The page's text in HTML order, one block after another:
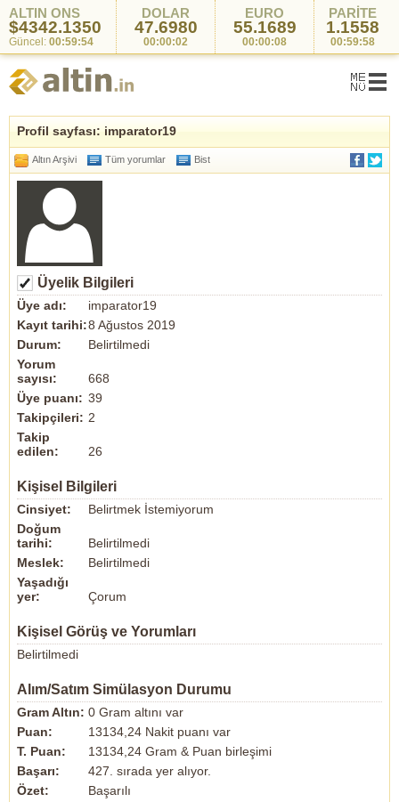
ALTIN ONS
$4342.1350
Güncel: 00:59:54
DOLAR
47.6980
00:00:02
EURO
55.1689
00:00:08
PARİTE
1.1558
00:59:58
Profil sayfası: imparator19
Altın Arşivi Tüm yorumlar Bist
Üyelik Bilgileri
Üye adı:
imparator19
Kayıt tarihi:8 Ağustos 2019
Durum:
Belirtilmedi
Yorum
sayısı:
668
Üye puanı: 39
Takipçileri: 2
Takip
edilen:
26
Kişisel Bilgileri
Cinsiyet:
Belirtmek İstemiyorum
Doğum
tarihi:
Belirtilmedi
Meslek:
Belirtilmedi
Yaşadığı
yer:
Çorum
Kişisel Görüş ve Yorumları
Belirtilmedi
Alım/Satım Simülasyon Durumu
Gram Altın: 0 Gram altını var
Puan:
13134,24 Nakit puanı var
T. Puan:
13134,24 Gram & Puan birleşimi
Başarı:
427. sırada yer alıyor.
Özet:
Başarılı